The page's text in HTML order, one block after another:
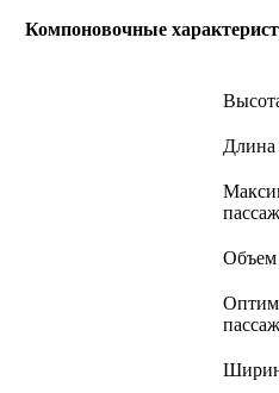
Компоновочные
Длина
Объем